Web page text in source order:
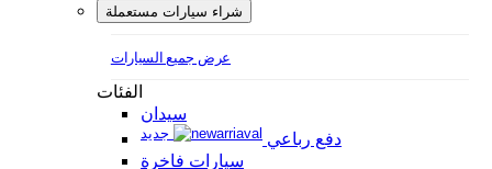
شراء سيارات مستعملة
عرض جميع السيارات
الفئات
سيدان
دفع رباعي
جديد
سيارات فاخرة